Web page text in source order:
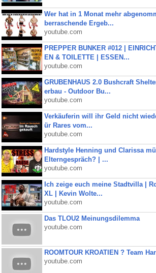
Wer hat in 1 Monat mehr
berraschende Ergeb...
youtube.com
PREPPER BUNKER #012 |
EN & TOILETTE | ESSEN...
youtube.com
GRUBENHAUS 2.0 Bushcraft
erbau - Outdoor Bu...
youtube.com
Verkäuferin will ihr Geld nicht
ür Rares vom...
youtube.com
Hardstyle Henning und Clarissa
Elterngespräch? | ...
youtube.com
Ich zeige euch meine Stadtvilla |
XL | Kevin Wolte...
youtube.com
Das TLOU2 Meinungsdilemma
youtube.com
ROOMTOUR KROATIEN ? Team
youtube.com